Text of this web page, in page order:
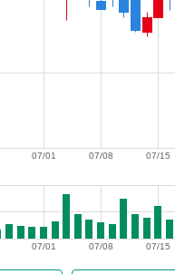
07/15
07/08
07/01
07/15
07/08
07/01